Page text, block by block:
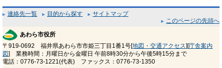
連絡先一覧 目的から探す
サイトマップ
このページの先頭へ
あわら市役所
〒919-0692 福井県あわら市市姫三丁目1番1号[地図・交通アクセス][庁舎案内
図] 業務時間：月曜日から金曜日 午前8時30分から午後5時15分まで
電話：0776-73-1221(代表) ファックス：0776-73-1350